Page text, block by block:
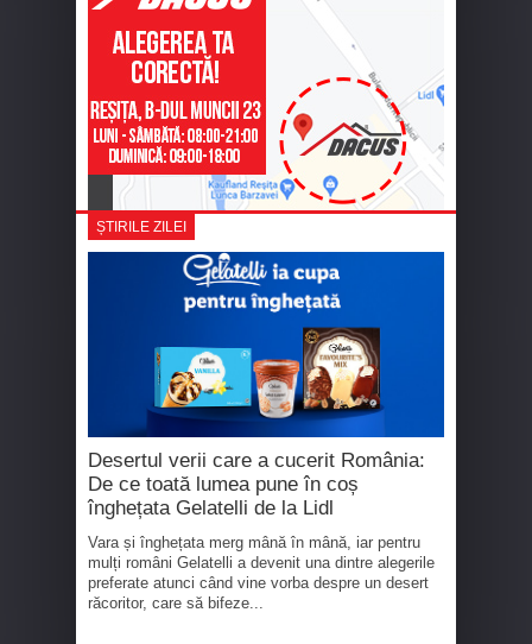
ȘTIRILE ZILEI
Desertul verii care a cucerit România:
De ce toată lumea pune în coș
înghețata Gelatelli de la Lidl
Vara și înghețata merg mână în mână, iar pentru
mulți români Gelatelli a devenit una dintre alegerile
preferate atunci când vine vorba despre un desert
răcoritor, care să bifeze...